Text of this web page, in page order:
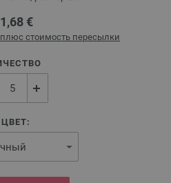
1,68 €
плюс стоимость пересылки
ЦВЕТ: